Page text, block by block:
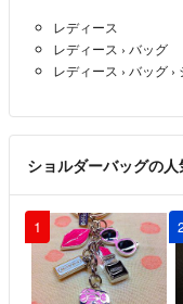
レディース
レディース › バッグ
レディース › バッグ ›
ショルダーバッグの
1